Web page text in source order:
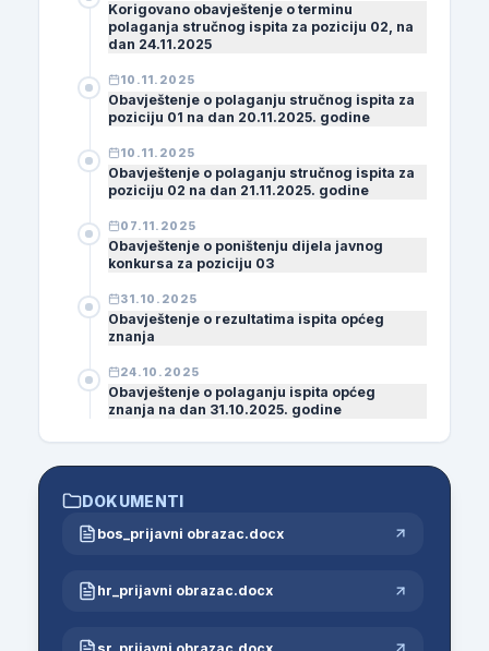
Korigovano obavještenje o terminu
polaganja stručnog ispita za poziciju 02, na
dan 24.11.2025
10.11.2025
Obavještenje o polaganju stručnog ispita za
poziciju 01 na dan 20.11.2025. godine
10.11.2025
Obavještenje o polaganju stručnog ispita za
poziciju 02 na dan 21.11.2025. godine
07.11.2025
Obavještenje o poništenju dijela javnog
konkursa za poziciju 03
31.10.2025
Obavještenje o rezultatima ispita općeg
znanja
24.10.2025
Obavještenje o polaganju ispita općeg
znanja na dan 31.10.2025. godine
DOKUMENTI
bos_prijavni obrazac.docx
hr_prijavni obrazac.docx